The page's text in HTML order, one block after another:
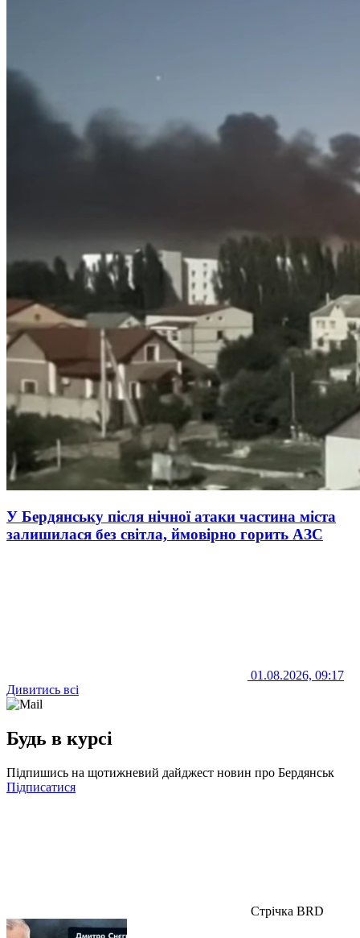
У Бердянську після нічної атаки частина міста
залишилася без світла, ймовірно горить АЗС
01.08.2026, 09:17
Дивитись всі
Будь в курсі
Підпишись на щотижневий дайджест новин про Бердянськ
Підписатися
Стрічка BRD